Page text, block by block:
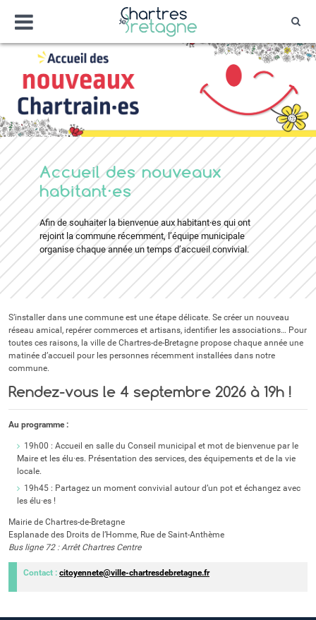
contenu
Menu
Bienvenue sur le site de la ville de
Ville Zéro phyto / 4 fleurs
Accueil des nouveaux
habitant·es
Afin de souhaiter la bienvenue aux habitant·es qui ont
rejoint la commune récemment, l’équipe municipale
organise chaque année un temps d’accueil convivial.
S’installer dans une commune est une étape délicate. Se créer un nouveau
réseau amical, repérer commerces et artisans, identifier les associations… Pour
toutes ces raisons, la ville de Chartres-de-Bretagne propose chaque année une
matinée d’accueil pour les personnes récemment installées dans notre
commune.
Rendez-vous le 4 septembre 2026 à 19h !
Au programme :
19h00 : Accueil en salle du Conseil municipal et mot de bienvenue par le
Maire et les élu·es. Présentation des services, des équipements et de la vie
locale.
19h45 : Partagez un moment convivial autour d’un pot et échangez avec
les élu·es !
Mairie de Chartres-de-Bretagne
Esplanade des Droits de l’Homme, Rue de Saint-Anthème
Bus ligne 72 : Arrêt Chartres Centre
Contact : citoyennete@ville-chartresdebretagne.fr